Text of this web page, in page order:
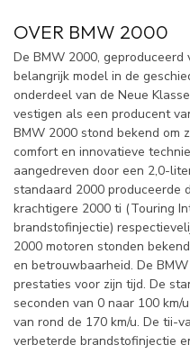
OVER BMW 2000
De BMW 2000,
belangrijk model in de
onderdeel van de Neue
vestigen als een producent
BMW 2000 stond bekend om
comfort en innovatieve
aangedreven door een 2,0-
standaard 2000 produceerde
krachtigere 2000 ti (Touring
brandstofinjectie)
2000 motoren stonden
en betrouwbaarheid. De
prestaties voor zijn tijd. De
seconden van 0 naar 100
van rond de 170 km/u. De tii-
verbeterde brandstofinjectie